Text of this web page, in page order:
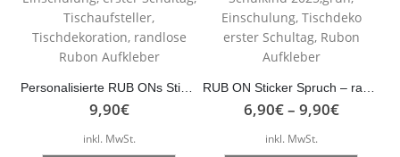
Personalisierte RUB ONs Sticker Schulkind 2026, Einschulung, erster Schultag, Tischaufsteller, Tischdekoration, randlose Rubon Aufkleber
9,90€
inkl. MwSt.
Dieses Produkt weist mehrere Varianten auf. Die Optionen können auf der Produktseite gewählt werden
RUB ON Sticker Spruch – randlose Rubons Sticker, Schulkind 2025,grün, Einschulung, Tischdeko erster Schultag, Rubon Aufkleber
6,90€– 9,90€
inkl. MwSt.
Dieses Produkt weist mehrere Varianten auf. Die Optionen können auf der Produktseite gewählt werden